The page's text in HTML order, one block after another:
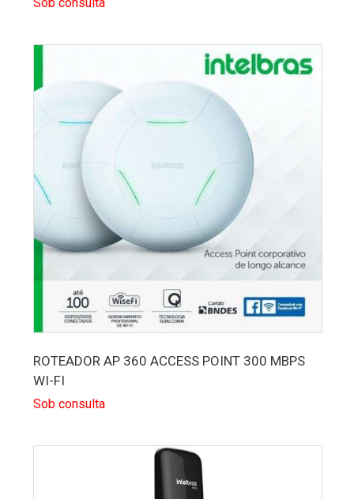
ROTEADOR AP 360 ACCESS POINT 300 MBPS
WI-FI
Sob consulta